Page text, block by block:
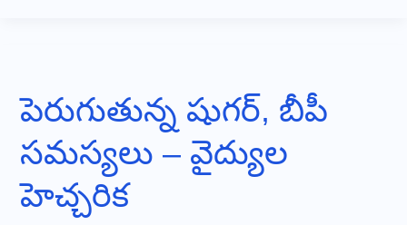
నిజంగా
జీవితంలో
మార్పు
పెరుగుతున్న షుగర్, బీపీ
సమస్యలు – వైద్యుల
హెచ్చరిక